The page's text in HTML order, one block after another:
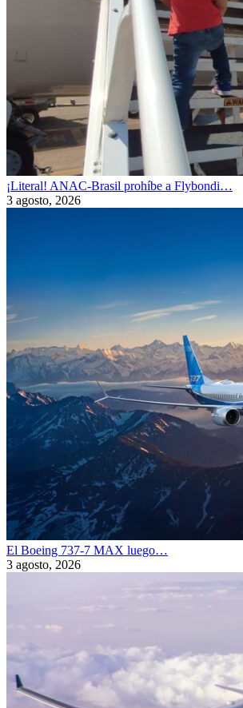
¡Literal! ANAC-Brasil prohíbe a Flybondi…
3 agosto, 2026
El Boeing 737-7 MAX luego…
3 agosto, 2026